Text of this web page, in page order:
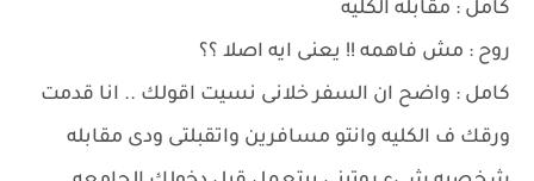
كامل : مقابله الكليه
روح : مش فاهمه !! يعنى ايه اصلا ؟؟
كامل : واضح ان السفر خلانى نسيت اقولك .. انا قدمت
ورقك ف الكليه وانتو مسافرين واتقبلتى ودى مقابله